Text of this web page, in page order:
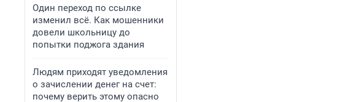
Один переход по ссылке
изменил всё. Как мошенники
довели школьницу до
попытки поджога здания
Людям приходят уведомления
о зачислении денег на счет:
почему верить этому опасно